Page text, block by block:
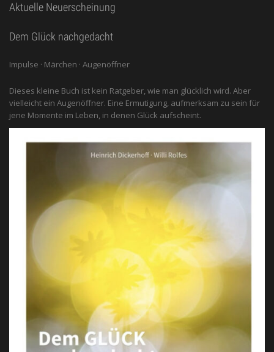
Aktuelle Neuerscheinung
Dem Glück nachgedacht
Impulse · Märchen · Augenöffner
Dieses kleine Buch ist kein Ratgeber, wie man glücklich wird. Aber
vielleicht ein Augenöffner. Eine Ermutigung, aufmerksam zu sein für
jene Momente im Leben, in denen Glück aufscheint.